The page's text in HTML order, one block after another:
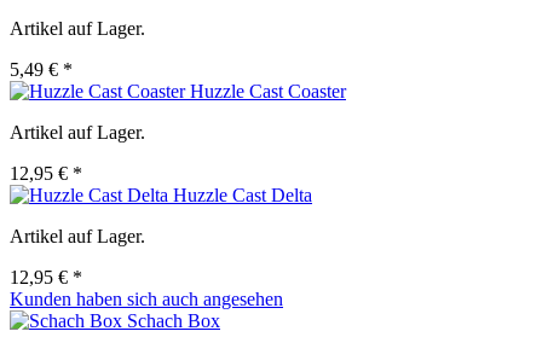
Artikel auf Lager.
5,49 € *
Huzzle Cast Coaster
Artikel auf Lager.
12,95 € *
Huzzle Cast Delta
Artikel auf Lager.
12,95 € *
Kunden haben sich auch angesehen
Schach Box